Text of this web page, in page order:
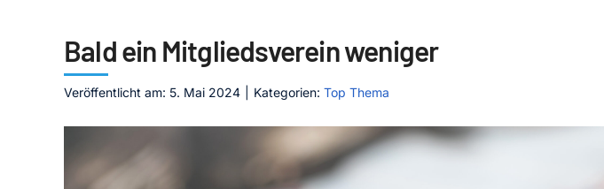
Bald ein Mitgliedsverein weniger
Veröffentlicht am: 5. Mai 2024 Kategorien: Top Thema